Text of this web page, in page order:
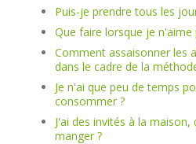
Puis-je prendre tous les
Que faire lorsque je
Comment assaisonner les
dans le cadre de la
Je n'ai que peu de temps
consommer ?
J'ai des invités à la
manger ?